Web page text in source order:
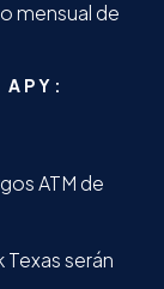
mensual de
APY:
ATM de
Texas serán